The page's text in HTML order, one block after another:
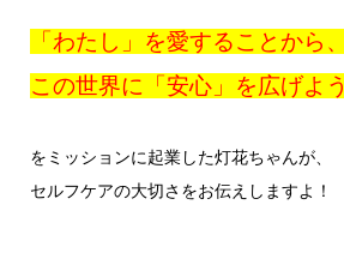
「わたし」を愛することから、
この世界に「安心」を広げよう
をミッションに起業した灯花ちゃんが、
セルフケアの大切さをお伝えしますよ！